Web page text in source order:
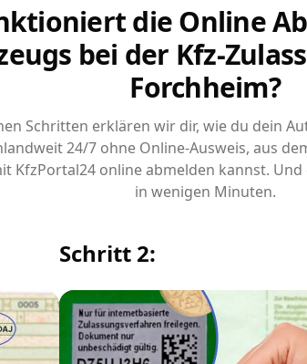
die Online
bei der Kfz-
Forchheim?
Schritten erklären wir dir, wie du dein
24/7 ohne Online-Ausweis, aus
KfzPortal24 online abmelden kannst.
in wenigen Minuten.
Schritt 2: